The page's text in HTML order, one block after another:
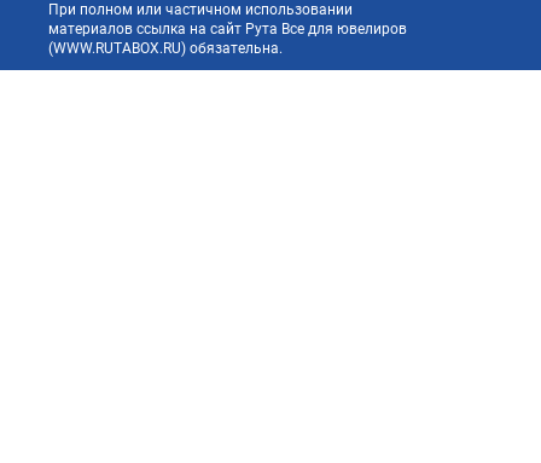
При полном или частичном использовании
материалов ссылка на сайт Рута Все для ювелиров
(WWW.RUTABOX.RU) обязательна.